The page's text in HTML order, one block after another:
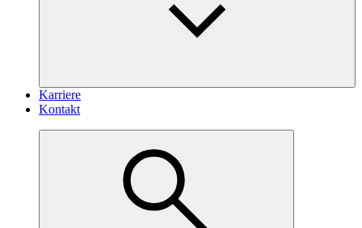
Karriere
Kontakt